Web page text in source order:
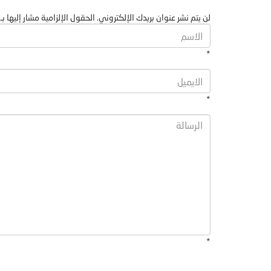
لن يتم نشر عنوان بريدك الإلكتروني. الحقول الإلزامية مشار إليها
*
*
*